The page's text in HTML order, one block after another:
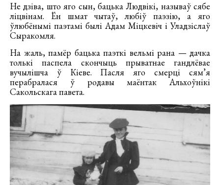
Не дзіва, што яго сын, бацька Людвікі, называў сябе
ліцвінам. Ён шмат чытаў, любіў паэзію, а яго
ўлюбёнымі паэтамі былі Адам Міцкевіч i Уладзіслаў
Сыракомля.
На жаль, памёр бацька паэткі вельмі рана — дачка
толькі паспела скончыць прыватнае гандлёвае
вучылішча ў Кіеве. Пасля яго смерці сям’я
перабралася ў родавы маёнтак Альхоўнікі
Сакольскага павета.